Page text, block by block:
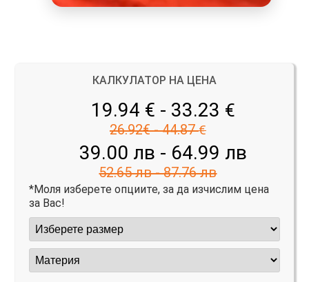
КАЛКУЛАТОР НА ЦЕНА
19.94 € - 33.23 €
26.92€ - 44.87 €
39.00 лв - 64.99 лв
52.65 лв - 87.76 лв
*Моля изберете опциите, за да изчислим цена
за Вас!